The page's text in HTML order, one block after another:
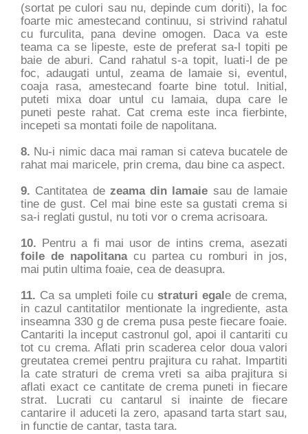
(sortat pe culori sau nu, depinde cum doriti), la foc
foarte mic amestecand continuu, si strivind rahatul
cu furculita, pana devine omogen. Daca va este
teama ca se lipeste, este de preferat sa-l topiti pe
baie de aburi. Cand rahatul s-a topit, luati-l de pe
foc, adaugati untul, zeama de lamaie si, eventul,
coaja rasa, amestecand foarte bine totul. Initial,
puteti mixa doar untul cu lamaia, dupa care le
puneti peste rahat. Cat crema este inca fierbinte,
incepeti sa montati foile de napolitana.
8. Nu-i nimic daca mai raman si cateva bucatele de
rahat mai maricele, prin crema, dau bine ca aspect.
9. Cantitatea dezeama din lamaie sau de lamaie
tine de gust. Cel mai bine este sa gustati crema si
sa-i reglati gustul, nu toti vor o crema acrisoara.
10. Pentru a fi mai usor de intins crema, asezati
foile de napolitanacu partea cu romburi in jos,
mai putin ultima foaie, cea de deasupra.
11. Ca sa umpleti foile custraturi egale de crema,
in cazul cantitatilor mentionate la ingrediente, asta
inseamna 330 g de crema pusa peste fiecare foaie.
Cantariti la inceput castronul gol, apoi il cantariti cu
tot cu crema. Aflati prin scaderea celor doua valori
greutatea cremei pentru prajitura cu rahat. Impartiti
la cate straturi de crema vreti sa aiba prajitura si
aflati exact ce cantitate de crema puneti in fiecare
strat. Lucrati cu cantarul si inainte de fiecare
cantarire il aduceti la zero, apasand tarta start sau,
in functie de cantar, tasta tara.